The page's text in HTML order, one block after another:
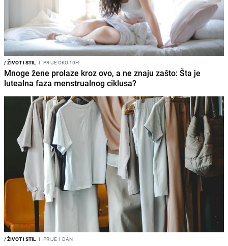
/ŽIVOT I STIL I PRIJE OKO 10H
Mnoge žene prolaze kroz ovo, a ne znaju zašto: Šta je
lutealna faza menstrualnog ciklusa?
/ŽIVOT I STIL I PRIJE 1 DAN